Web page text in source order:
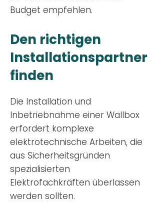
Budget empfehlen.
Den richtigen
Installationspartner
finden
Die Installation und
Inbetriebnahme einer Wallbox
erfordert komplexe
elektrotechnische Arbeiten, die
aus Sicherheitsgründen
spezialisierten
Elektrofachkräften überlassen
werden sollten.